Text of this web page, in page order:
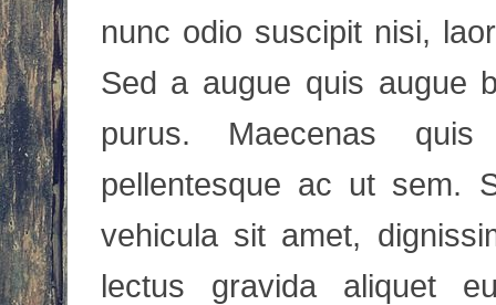
nunc odio suscipit nisi,
Sed a augue quis augue
purus. Maecenas
pellentesque ac ut sem.
vehicula sit amet,
lectus gravida aliquet